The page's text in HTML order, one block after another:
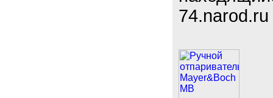
74.narod.ru